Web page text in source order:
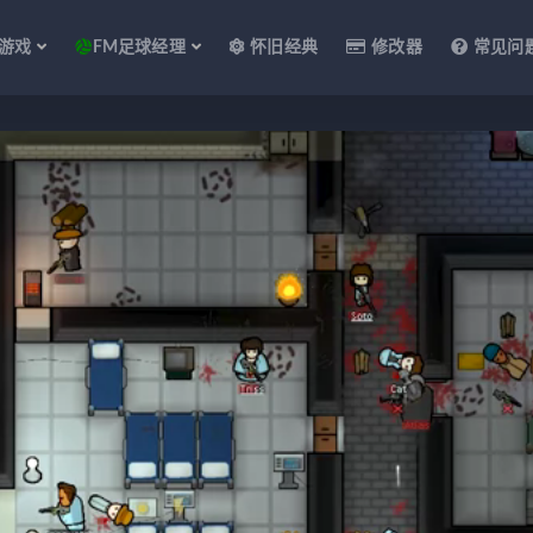
戏 FM足球经理 怀旧经典 修改器 常见问